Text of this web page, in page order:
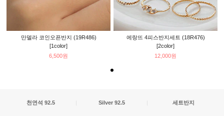
만델라 코인오픈반지 (19R486)
[1color]
6,500원
에랑뜨 4피스반지세트 (18R476)
[2color]
12,000원
천연석 92.5 Silver 92.5 세트반지